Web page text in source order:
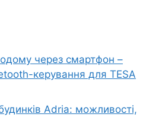
через смартфон –
керування для TESA
Adria: можливості,